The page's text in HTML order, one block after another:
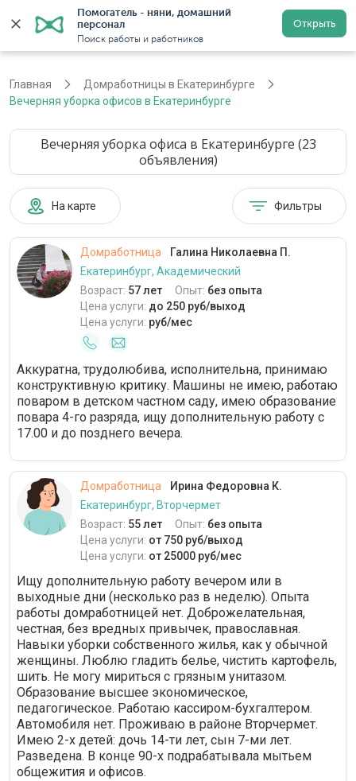
Помогатель - няни, домашний
персонал
Поиск работы и работников
Открыть
Екатеринбург Регистрация
Главная
Домработницы в Екатеринбурге
Вечерняя уборка офисов в Екатеринбурге
Вечерняя уборка офиса в Екатеринбурге (23
объявления)
На карте Фильтры
Домработница
Галина Николаевна П.
Екатеринбург, Академический
Возраст: 57 лет Опыт: без опыта
Цена услуги: до 250 руб/выход
Цена услуги: руб/мес
Аккуратна, трудолюбива, исполнительна, принимаю
конструктивную критику. Машины не имею, работаю
поваром в детском частном саду, имею образование
повара 4-го разряда, ищу дополнительную работу с
17.00 и до позднего вечера.
Домработница
Ирина Федоровна К.
Екатеринбург, Вторчермет
Возраст: 55 лет Опыт: без опыта
Цена услуги: от 750 руб/выход
Цена услуги: от 25000 руб/мес
Ищу дополнительную работу вечером или в
выходные дни (несколько раз в неделю). Опыта
работы домработницей нет. Доброжелательная,
честная, без вредных привычек, православная.
Навыки уборки собственного жилья, как у обычной
женщины. Люблю гладить белье, чистить картофель,
шить. Не могу мириться с грязным унитазом.
Образование высшее экономическое,
педагогическое. Работаю кассиром-бухгалтером.
Автомобиля нет. Проживаю в районе Вторчермет.
Имею 2-х детей: дочь 14-ти лет, сын 7-ми лет.
Разведена. В конце 90-х подрабатывала мытьем
общежития и офисов.